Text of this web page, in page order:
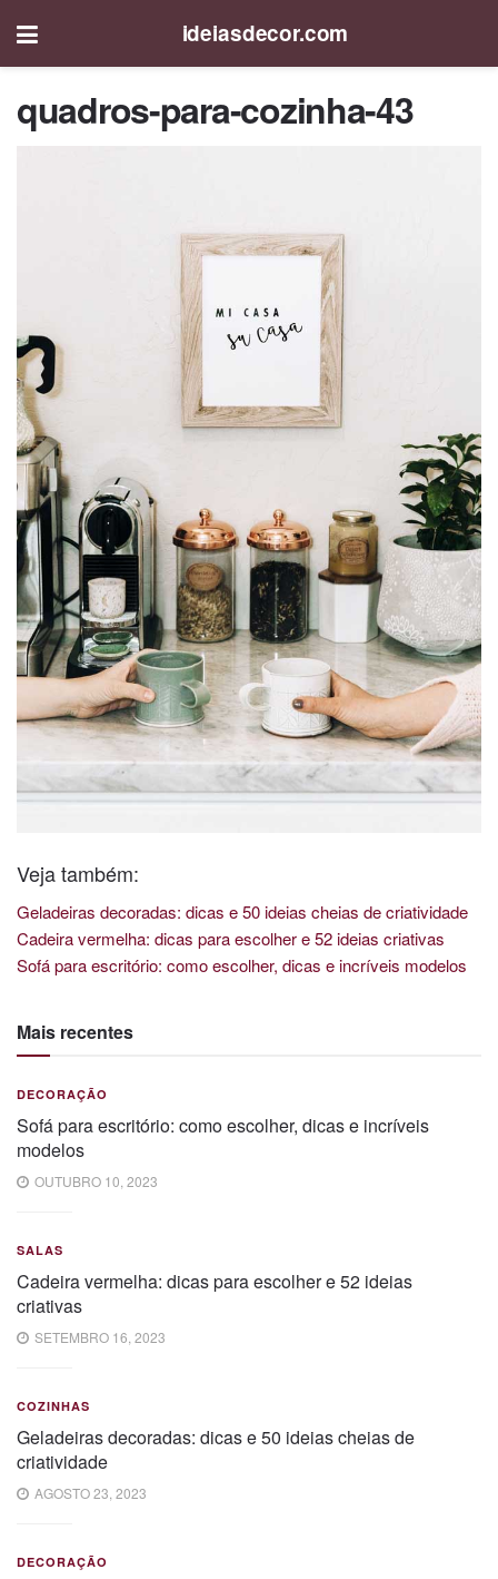
ideiasdecor.com
quadros-para-cozinha-43
Veja também:
Geladeiras decoradas: dicas e 50 ideias cheias de criatividade
Cadeira vermelha: dicas para escolher e 52 ideias criativas
Sofá para escritório: como escolher, dicas e incríveis modelos
Mais recentes
DECORAÇÃO
Sofá para escritório: como escolher, dicas e incríveis
modelos
OUTUBRO 10, 2023
SALAS
Cadeira vermelha: dicas para escolher e 52 ideias
criativas
SETEMBRO 16, 2023
COZINHAS
Geladeiras decoradas: dicas e 50 ideias cheias de
criatividade
AGOSTO 23, 2023
DECORAÇÃO